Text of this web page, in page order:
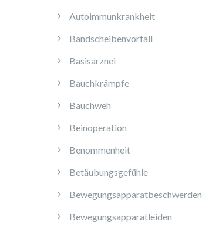
Autoimmunkrankheit
Bandscheibenvorfall
Basisarznei
Bauchkrämpfe
Bauchweh
Beinoperation
Benommenheit
Betäubungsgefühle
Bewegungsapparatbeschwerden
Bewegungsapparatleiden